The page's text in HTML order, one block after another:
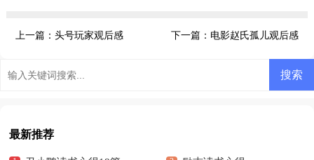
上一篇： 头号玩家观后感 下一篇： 电影赵氏孤儿观后感
最新推荐